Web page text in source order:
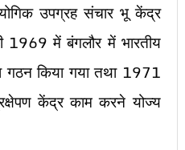
उपग्रह संचार भू केंद्र
1969 में बंगलौर में भारतीय
किया गया तथा 1971
केंद्र काम करने योज्य